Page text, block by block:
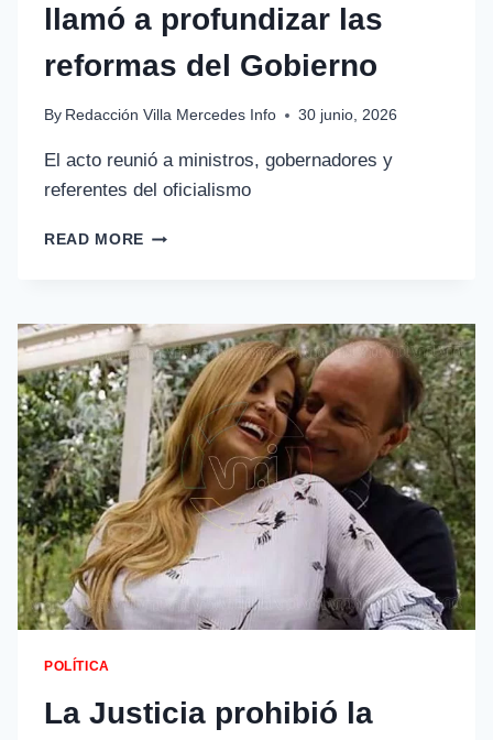
llamó a profundizar las
reformas del Gobierno
By Redacción Villa Mercedes Info 30 junio, 2026
El acto reunió a ministros, gobernadores y
referentes del oficialismo
READ MORE
POLÍTICA
La Justicia prohibió la